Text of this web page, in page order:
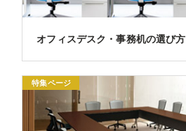
オフィスデスク・事務机の選び方
特集ページ